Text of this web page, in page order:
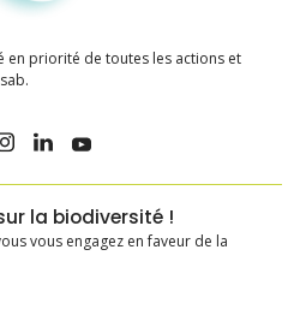
priorité de toutes les actions et
la biodiversité !
vous engagez en faveur de la